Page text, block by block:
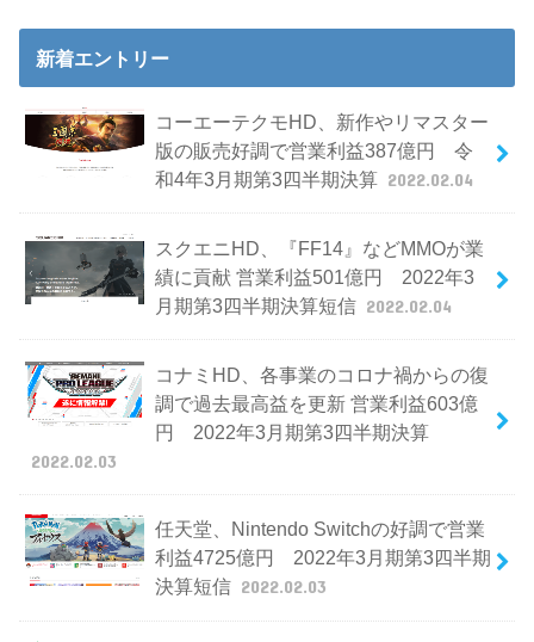
新着エントリー
コーエーテクモHD、新作やリマスター
版の販売好調で営業利益387億円 令
和4年3月期第3四半期決算 2022.02.04
スクエニHD、『FF14』などMMOが業
績に貢献 営業利益501億円 2022年3
月期第3四半期決算短信 2022.02.04
コナミHD、各事業のコロナ禍からの復
調で過去最高益を更新 営業利益603億
円 2022年3月期第3四半期決算
2022.02.03
任天堂、Nintendo Switchの好調で営業
利益4725億円 2022年3月期第3四半期
決算短信 2022.02.03